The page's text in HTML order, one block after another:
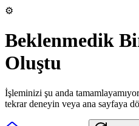
⚙️
Beklenmedik
Oluştu
İşleminizi şu anda
tekrar deneyin veya ana sayfaya